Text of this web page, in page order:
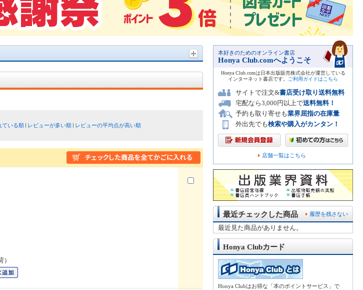
ている順 レビューが多い順
レビューの平均点が高い順
本好きのためのオンライン書店
Honya Club.comへようこそ
Honya Club.comは日本出版販売株式会社が運営している
インターネット書店です。
ご利用ガイドはこちら
サイトで注文&書店受け取り送料無料
宅配なら3,000円以上で送料無料！
予約も取り寄せも業界屈指の在庫量
外出先でも検索や購入がカンタン！
店舗一覧はこちら
履歴を残さない
最近チェックした商品
最近見た商品がありません。
Honya Clubカード
Honya Clubはお得な「本のポイントサービス」で